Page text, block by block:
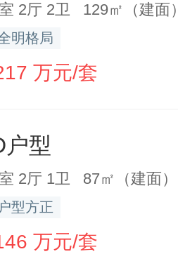
2厅 2卫 129㎡（建面）
明格局
万元/套
户型
2厅 1卫 87㎡（建面）
户型方正
万元/套